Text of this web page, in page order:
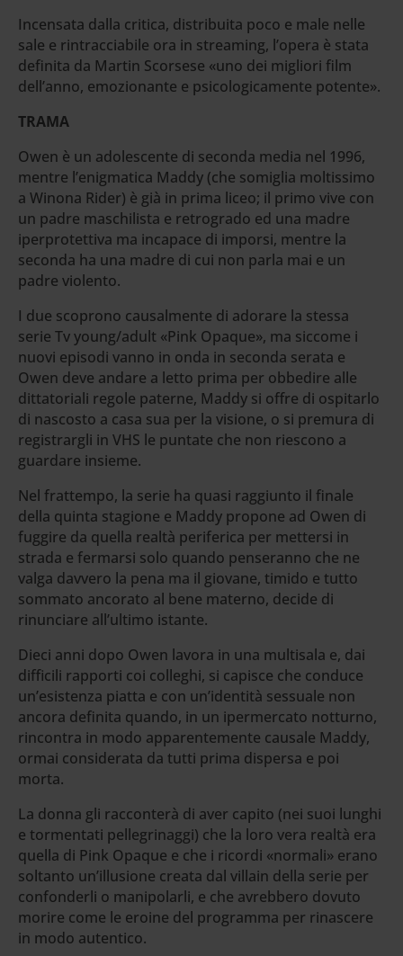
Incensata dalla critica, distribuita poco e male nelle
sale e rintracciabile ora in streaming, l’opera è stata
definita da Martin Scorsese «uno dei migliori film
dell’anno, emozionante e psicologicamente potente».
TRAMA
Owen è un adolescente di seconda media nel 1996,
mentre l’enigmatica Maddy (che somiglia moltissimo
a Winona Rider) è già in prima liceo; il primo vive con
un padre maschilista e retrogrado ed una madre
iperprotettiva ma incapace di imporsi, mentre la
seconda ha una madre di cui non parla mai e un
padre violento.
I due scoprono causalmente di adorare la stessa
serie Tv young/adult «Pink Opaque», ma siccome i
nuovi episodi vanno in onda in seconda serata e
Owen deve andare a letto prima per obbedire alle
dittatoriali regole paterne, Maddy si offre di ospitarlo
di nascosto a casa sua per la visione, o si premura di
registrargli in VHS le puntate che non riescono a
guardare insieme.
Nel frattempo, la serie ha quasi raggiunto il finale
della quinta stagione e Maddy propone ad Owen di
fuggire da quella realtà periferica per mettersi in
strada e fermarsi solo quando penseranno che ne
valga davvero la pena ma il giovane, timido e tutto
sommato ancorato al bene materno, decide di
rinunciare all’ultimo istante.
Dieci anni dopo Owen lavora in una multisala e, dai
difficili rapporti coi colleghi, si capisce che conduce
un’esistenza piatta e con un’identità sessuale non
ancora definita quando, in un ipermercato notturno,
rincontra in modo apparentemente causale Maddy,
ormai considerata da tutti prima dispersa e poi
morta.
La donna gli racconterà di aver capito (nei suoi lunghi
e tormentati pellegrinaggi) che la loro vera realtà era
quella di Pink Opaque e che i ricordi «normali» erano
soltanto un’illusione creata dal villain della serie per
confonderli o manipolarli, e che avrebbero dovuto
morire come le eroine del programma per rinascere
in modo autentico.